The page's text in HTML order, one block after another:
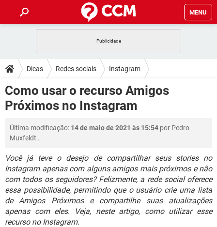
MENU
CELULAR FACEBOOK
OUTLOOK EXCEL
INSTAGRAM GMAIL
DICAS
JOGOS WHATSAPP
CELULAR FACEBOOK
INSTAGRAM GMAIL
DOWNLOADS
JOGOS WHATSAPP
OUTLOOK
INSTAGRAM
GUIA DE COMPRAS
FÓRUM
JOGOS WHATSAPP
OUTLOOK EXCEL
INSTAGRAM GMAIL
GUIA DE COMPRAS
GLOSSÁRIO
JOGOS WHATSAPP
CELULAR FACEBOOK
OUTLOOK EXCEL
INSTAGRAM GMAIL
GUIA DE COMPRAS
Dicas Redes sociais Instagram
Como usar o recurso Amigos
Próximos no Instagram
Última modificação: 14 de maio de 2021 às 15:54 por Pedro
Muxfeldt .
Você já teve o desejo de compartilhar seus stories no
Instagram apenas com alguns amigos mais próximos e não
com todos os seguidores? Felizmente, a rede social oferece
essa possibilidade, permitindo que o usuário crie uma lista
de Amigos Próximos e compartilhe suas atualizações
apenas com eles. Veja, neste artigo, como utilizar esse
recurso no Instagram.